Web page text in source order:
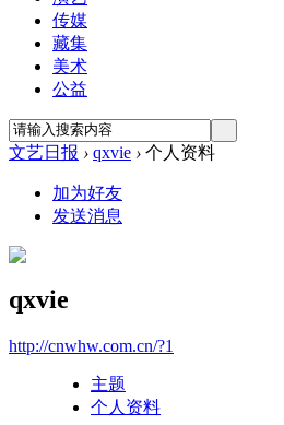
传媒
藏集
美术
公益
文艺日报 › qxvie › 个人资料
加为好友
发送消息
qxvie
http://cnwhw.com.cn/?1
主题
个人资料